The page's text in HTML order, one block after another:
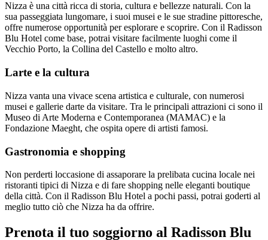
Nizza è una città ricca di storia, cultura e bellezze naturali. Con la
sua passeggiata lungomare, i suoi musei e le sue stradine pittoresche,
offre numerose opportunità per esplorare e scoprire. Con il Radisson
Blu Hotel come base, potrai visitare facilmente luoghi come il
Vecchio Porto, la Collina del Castello e molto altro.
Larte e la cultura
Nizza vanta una vivace scena artistica e culturale, con numerosi
musei e gallerie darte da visitare. Tra le principali attrazioni ci sono il
Museo di Arte Moderna e Contemporanea (MAMAC) e la
Fondazione Maeght, che ospita opere di artisti famosi.
Gastronomia e shopping
Non perderti loccasione di assaporare la prelibata cucina locale nei
ristoranti tipici di Nizza e di fare shopping nelle eleganti boutique
della città. Con il Radisson Blu Hotel a pochi passi, potrai goderti al
meglio tutto ciò che Nizza ha da offrire.
Prenota il tuo soggiorno al Radisson Blu